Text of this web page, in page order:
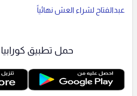
عبدالفتاح لشراء العش نهائياً
حمل تطبيق كورابيا